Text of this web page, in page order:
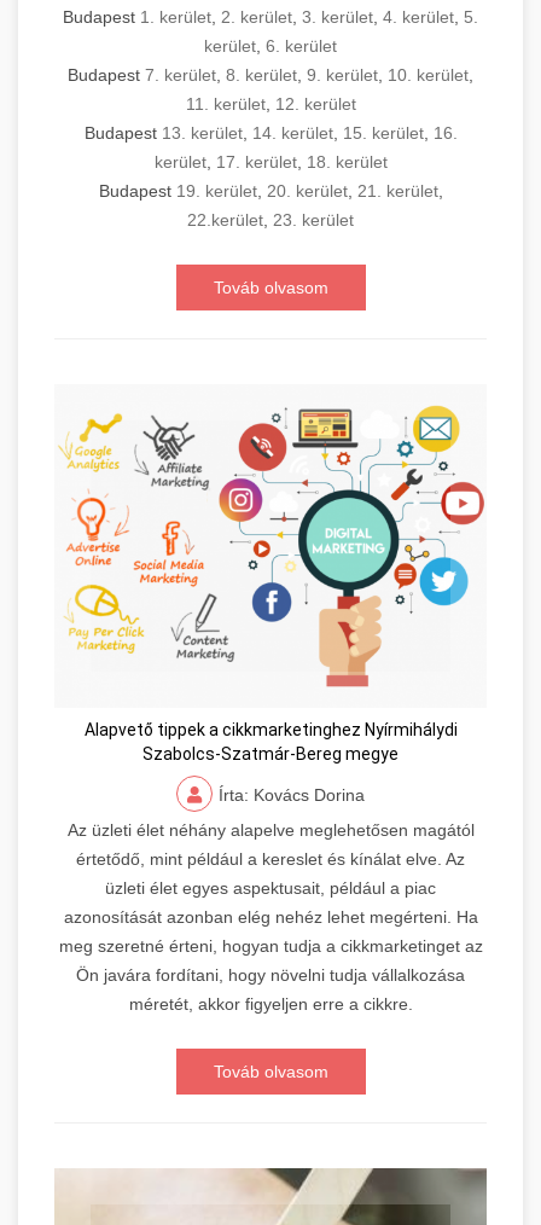
Budapest 1. kerület 2. kerület 3. kerület 4. kerület 5.
kerület 6. kerület
Budapest 7. kerület 8. kerület 9. kerület 10. kerület
11. kerület, 12. kerület
Budapest 13. kerület, 14. kerület, 15. kerület, 16.
kerület, 17. kerület, 18. kerület
Budapest 19. kerület, 20. kerület, 21. kerület,
22.kerület 23. kerület
Továb olvasom
Alapvető tippek a cikkmarketinghez Nyírmihálydi
Szabolcs-Szatmár-Bereg megye
Írta: Kovács Dorina
Az üzleti élet néhány alapelve meglehetősen magától
értetődő, mint például a kereslet és kínálat elve. Az
üzleti élet egyes aspektusait, például a piac
azonosítását azonban elég nehéz lehet megérteni. Ha
meg szeretné érteni, hogyan tudja a cikkmarketinget az
Ön javára fordítani, hogy növelni tudja vállalkozása
méretét, akkor figyeljen erre a cikkre.
Továb olvasom